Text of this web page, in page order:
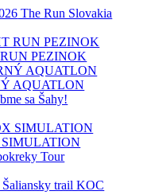
The Run Slovakia
PEZINOK
AQUATLON
sa Šahy!
Tour
Šaliansky trail KOC